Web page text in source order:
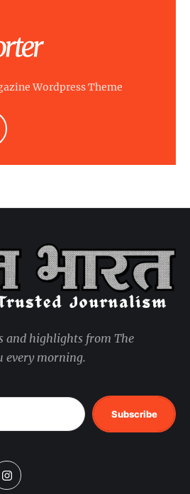
Wordpress Theme
and highlights from The
every morning.
Subscribe